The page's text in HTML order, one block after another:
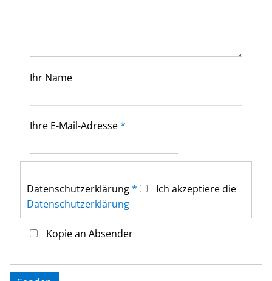
Ihr Name
Ihre E-Mail-Adresse*
Datenschutz­erklärung*
Ich akzeptiere die
Datenschutz­erklärung
Kopie an Absender